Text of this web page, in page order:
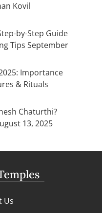
Kovil
by-Step Guide
Tips September
Importance
& Rituals
Chaturthi?
13, 2025
Us